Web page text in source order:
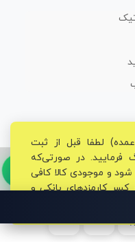
محفوظ می‌باشد.
لطفا قبل از ثبت
فرمایید. در صورتی‌که
و موجودی کالا کافی
کارمزدهای بانکی و
داده خواهد شد.